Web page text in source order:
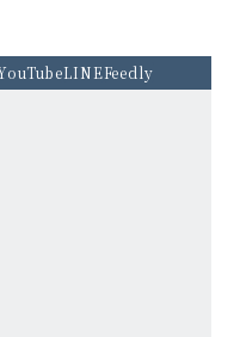
LINEFeedly